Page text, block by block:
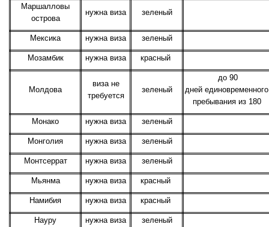
Маршалловы
острова
нужна виза зеленый
Мексика нужна виза зеленый
Мозамбик нужна виза красный
Молдова
виза не
требуется
зеленый
до 90
дней единовременного
пребывания из 180
Монако нужна виза зеленый
Монголия нужна виза зеленый
Монтсеррат нужна виза зеленый
Мьянма нужна виза красный
Намибия нужна виза красный
Науру нужна виза зеленый